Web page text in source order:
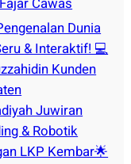
Dunia
& Interaktif! 💻
Kunden
Juwiran
& Robotik
LKP Kembar🌟